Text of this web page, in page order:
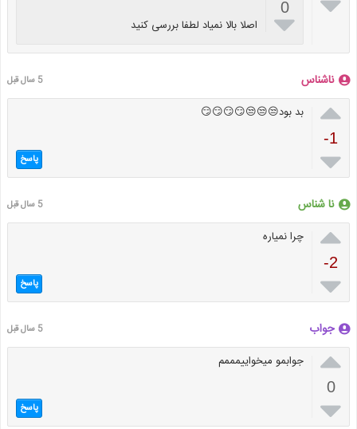
0
 اصلا بالا نمیاد لطفا بررسی کنید
ناشناس 5 سال قبل

-1

بد بود😒😒😒😏😏😏😏
پاسخ
نا شناس 5 سال قبل

-2

چرا نمیاره
پاسخ
جواب 5 سال قبل

0

جوابمو میخواییمممم
پاسخ